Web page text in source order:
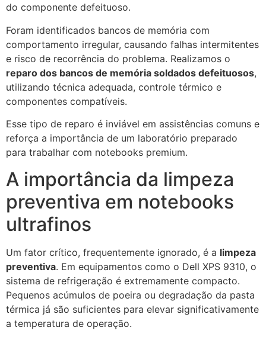
do componente defeituoso.
Foram identificados bancos de memória com
comportamento irregular, causando falhas intermitentes
e risco de recorrência do problema. Realizamos o
reparo dos bancos de memória soldados defeituosos,
utilizando técnica adequada, controle térmico e
componentes compatíveis.
Esse tipo de reparo é inviável em assistências comuns e
reforça a importância de um laboratório preparado
para trabalhar com notebooks premium.
A importância da limpeza
preventiva em notebooks
ultrafinos
Um fator crítico, frequentemente ignorado, é a limpeza
preventiva. Em equipamentos como o Dell XPS 9310, o
sistema de refrigeração é extremamente compacto.
Pequenos acúmulos de poeira ou degradação da pasta
térmica já são suficientes para elevar significativamente
a temperatura de operação.